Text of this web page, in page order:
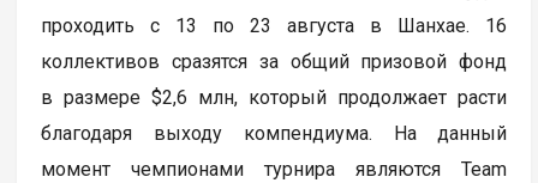
проходить с 13 по 23 августа в Шанхае. 16
коллективов сразятся за общий призовой фонд
в размере $2,6 млн, который продолжает расти
благодаря выходу компендиума. На данный
момент чемпионами турнира являются Team